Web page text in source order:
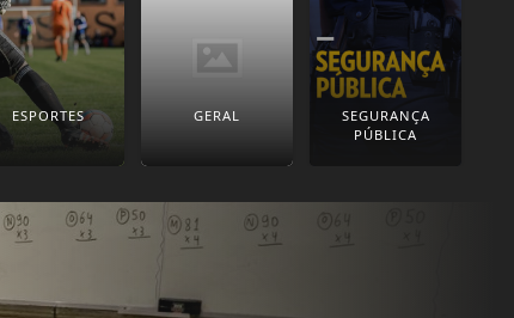
ESPORTES GERAL
SEGURANÇA
PÚBLICA